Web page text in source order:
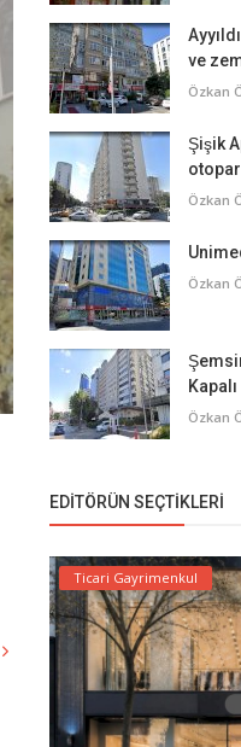
ve
Özkan
Şişik
Özkan
Özkan
Özkan
EDITÖRÜN SEÇTIKLERI
Ticari Gayrimenkul